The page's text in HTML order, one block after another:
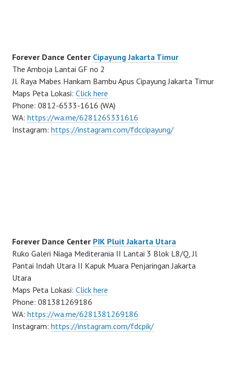
Forever Dance Center Cipayung Jakarta Timur
The Amboja Lantai GF no 2
Jl. Raya Mabes Hankam Bambu Apus Cipayung Jakarta Timur
Maps Peta Lokasi: Click here
Phone: 0812-6533-1616 (WA)
WA: https://wa.me/6281265331616
Instagram: https://instagram.com/fdccipayung/
Forever Dance Center PIK Pluit Jakarta Utara
Ruko Galeri Niaga Mediterania II Lantai 3 Blok L8/Q, Jl
Pantai Indah Utara II Kapuk Muara Penjaringan Jakarta
Utara
Maps Peta Lokasi: Click here
Phone: 081381269186
WA: https://wa.me/6281381269186
Instagram: https://instagram.com/fdcpik/